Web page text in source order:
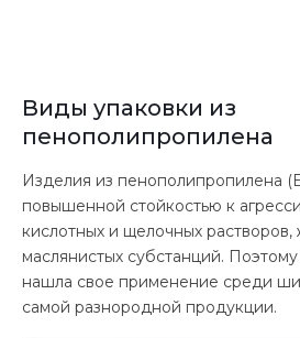
Виды упаковки из
пенополипропилена
Изделия из пенополипропилена
повышенной стойкостью к
кислотных и щелочных растворов,
маслянистых субстанций.
нашла свое применение среди
самой разнородной продукции.